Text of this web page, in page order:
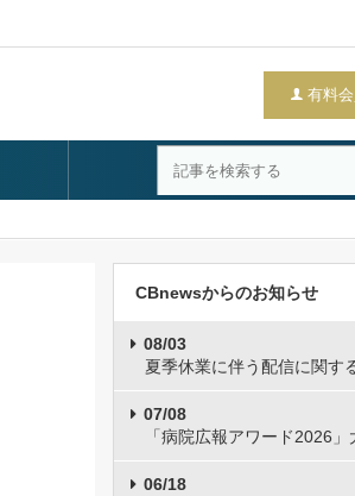
有料
CBnewsからのお知らせ
08/03
夏季休業に伴う配信に関す
07/08
「病院広報アワード2026
06/18